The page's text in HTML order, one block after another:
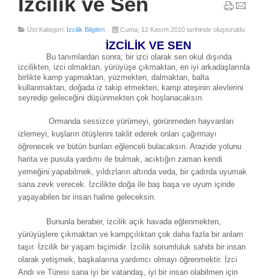
Üst Kategori: İzcilik Bilgileri Cuma, 12 Kasım 2010 tarihinde oluşturuldu
İZCİLİK VE SEN
Bu tanımlardan sonra; bir izci olarak sen okul dışında
izcilikten, izci olmaktan, yürüyüşe çıkmaktan, en iyi arkadaşlarınla
birlikte kamp yapmaktan, yüzmekten, dalmaktan, balta
kullanmaktan, doğada iz takip etmekten, kamp ateşinin alevlerini
seyredip geleceğini düşünmekten çok hoşlanacaksın.
Ormanda sessizce yürümeyi, görünmeden hayvanları
izlemeyi, kuşların ötüşlerini taklit ederek onları çağırmayı
öğrenecek ve bütün bunları eğlenceli bulacaksın. Arazide yolunu
harita ve pusula yardımı ile bulmak, acıktığın zaman kendi
yemeğini yapabilmek, yıldızların altında veda, bir çadırda uyumak
sana zevk verecek. İzcilikte doğa ile baş başa ve uyum içinde
yaşayabilen bir insan haline geleceksin.
Bununla beraber, izcilik açık havada eğlenmekten,
yürüyüşlere çıkmaktan ve kampçılıktan çok daha fazla bir anlam
taşır. İzcilik bir yaşam biçimidir. İzcilik sorumluluk sahibi bir insan
olarak yetişmek, başkalarına yardımcı olmayı öğrenmektir. İzci
Andı ve Türesi sana iyi bir vatandaş, iyi bir insan olabilmen için